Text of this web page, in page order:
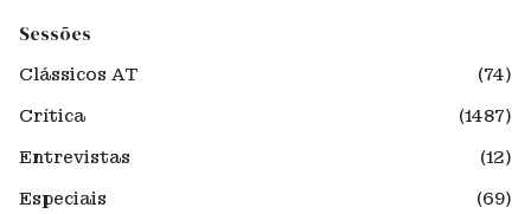
Sessões
Clássicos AT
(74)
Crítica
(1487)
Entrevistas
(12)
Especiais
(69)